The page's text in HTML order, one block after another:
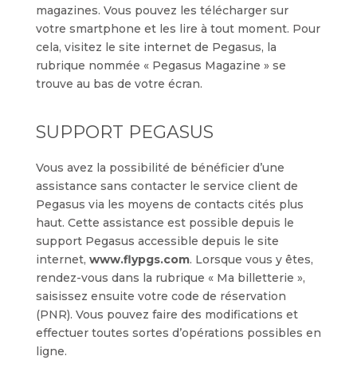
magazines. Vous pouvez les télécharger sur
votre smartphone et les lire à tout moment. Pour
cela, visitez le site internet de Pegasus, la
rubrique nommée « Pegasus Magazine » se
trouve au bas de votre écran.
SUPPORT PEGASUS
Vous avez la possibilité de bénéficier d’une
assistance sans contacter le service client de
Pegasus via les moyens de contacts cités plus
haut. Cette assistance est possible depuis le
support Pegasus accessible depuis le site
internet, www.flypgs.com. Lorsque vous y êtes,
rendez-vous dans la rubrique « Ma billetterie »,
saisissez ensuite votre code de réservation
(PNR). Vous pouvez faire des modifications et
effectuer toutes sortes d’opérations possibles en
ligne.